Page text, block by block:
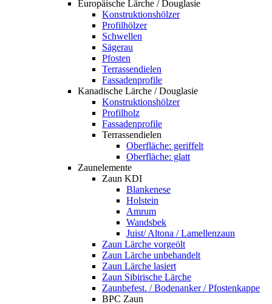
Europäische Lärche / Douglasie
Konstruktionshölzer
Profilhölzer
Schwellen
Sägerau
Pfosten
Terrassendielen
Fassadenprofile
Kanadische Lärche / Douglasie
Konstruktionshölzer
Profilholz
Fassadenprofile
Terrassendielen
Oberfläche: geriffelt
Oberfläche: glatt
Zaunelemente
Zaun KDI
Blankenese
Holstein
Amrum
Wandsbek
Juist/ Altona / Lamellenzaun
Zaun Lärche vorgeölt
Zaun Lärche unbehandelt
Zaun Lärche lasiert
Zaun Sibirische Lärche
Zaunbefest. / Bodenanker / Pfostenkappe
BPC Zaun